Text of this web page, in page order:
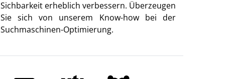
Sichbarkeit erheblich verbessern. Überzeugen
Sie sich von unserem Know-how bei der
Suchmaschinen-Optimierung.